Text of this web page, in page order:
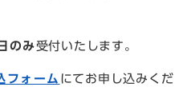
のみ 受付いたします。
フォーム にてお申し込みくだ